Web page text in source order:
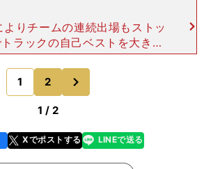
よりチームの連続出場もストッ
ラックの自己ベストを大きく
なり、村澤はトラックでも強
翌年度は両角速氏が駅伝監督に
就任。佐久長
1 2
1 / 2
Xでポストする
line LINEで送る